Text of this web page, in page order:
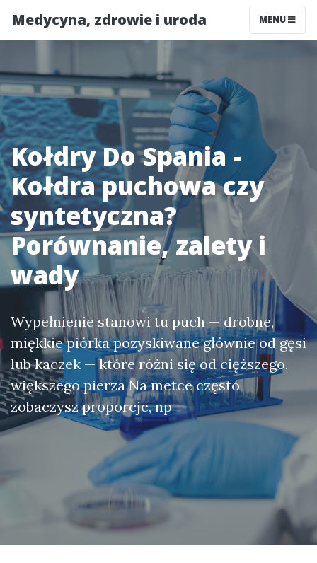
Medycyna, zdrowie i uroda MENU
Kołdry Do Spania -
Kołdra puchowa czy
syntetyczna?
Porównanie, zalety i
wady
Wypełnienie stanowi tu puch — drobne,
miękkie piórka pozyskiwane głównie od gęsi
lub kaczek — które różni się od cięższego,
większego pierza Na metce często
zobaczysz proporcje, np